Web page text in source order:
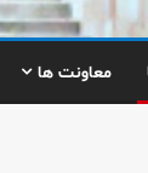
معاونت ها